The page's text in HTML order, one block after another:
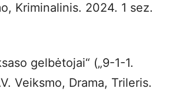
Kriminalinis. 2024. 1 sez.
gelbėtojai“ („9-1-1.
Veiksmo, Drama, Trileris.